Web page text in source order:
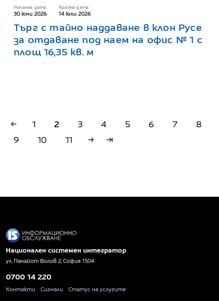
Начална дата
30 юни 2026
Крайна дата
14 юли 2026
Търг с тайно наддаване в клон Русе
за отдаване под наем на офис № 1 с
площ 16,35 кв. м
1 2 3 4 5 6 7
8
9
10 11
Национален системен интегратор
ул. Панайот Волов 2, София 1504
0700 14 220
Контакти Сигнали Статус на услугите